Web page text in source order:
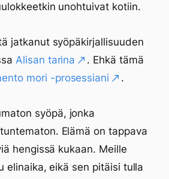
unohtuivat kotiin.
jatkanut syöpäkirjallisuuden
Alisan tarina
. Ehkä tämä
mori -prosessiani .
syöpä, jonka
Elämä on tappava
hengissä kukaan. Meille
elinaika, eikä sen pitäisi tulla